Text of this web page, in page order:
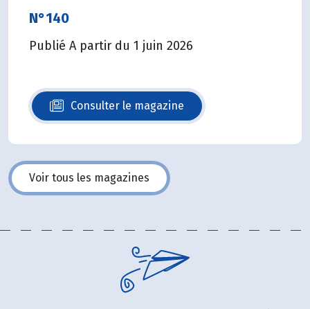
N°140
Publié A partir du 1 juin 2026
Consulter le magazine
N°140
Voir tous les magazines